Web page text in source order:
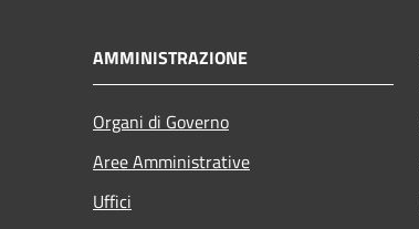
AMMINISTRAZIONE
Organi di Governo
Aree Amministrative
Uffici